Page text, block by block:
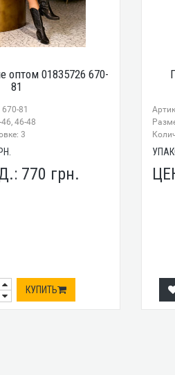
оптом 01835726 670-
81
81
46-48
3
770 грн.
КУПИТЬ